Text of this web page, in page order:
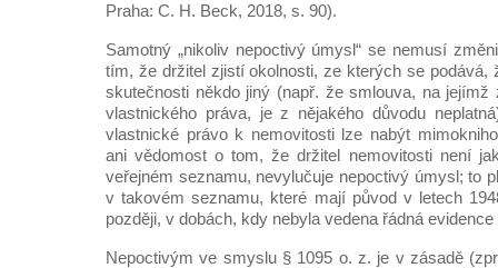
Praha: C. H. Beck, 2018, s. 90).
Samotný „nikoliv nepoctivý úmysl“ se nemusí
tím, že držitel zjistí okolnosti, ze kterých se podává,
skutečnosti někdo jiný (např. že smlouva, na jejímž
vlastnického práva, je z nějakého důvodu
vlastnické právo k nemovitosti lze nabýt
ani vědomost o tom, že držitel nemovitosti není
veřejném seznamu, nevylučuje nepoctivý úmysl; to
v takovém seznamu, které mají původ v letech
později, v dobách, kdy nebyla vedena řádná
Nepoctivým ve smyslu § 1095 o. z. je v zásadě